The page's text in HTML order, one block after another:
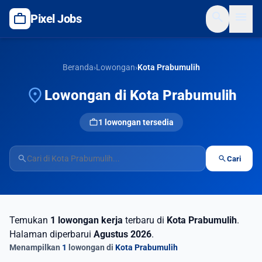
work Pixel Jobs
Beranda›Lowongan›Kota Prabumulih
location_on Lowongan di Kota Prabumulih
work1 lowongan tersedia
search searchCari
Temukan 1 lowongan kerja terbaru di Kota Prabumulih.
Halaman diperbarui Agustus 2026.
Menampilkan 1 lowongan di Kota Prabumulih